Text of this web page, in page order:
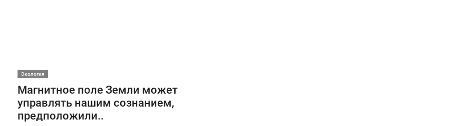
Экология
Магнитное поле Земли может
управлять нашим сознанием,
предположили..